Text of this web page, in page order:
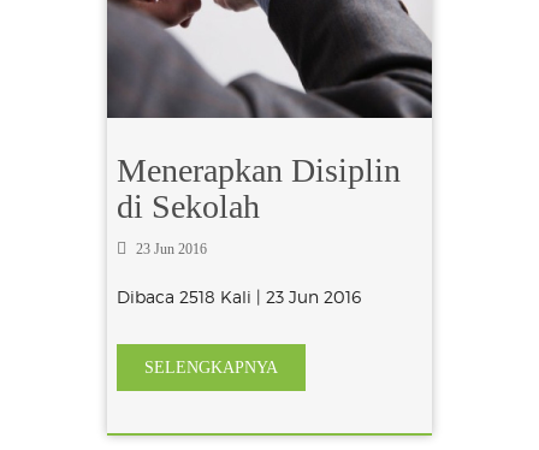
Menerapkan Disiplin
di Sekolah
23 Jun 2016
Dibaca 2518 Kali | 23 Jun 2016
SELENGKAPNYA